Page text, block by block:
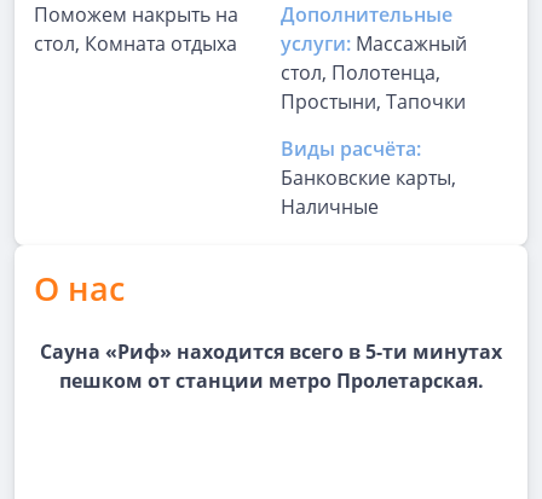
Поможем накрыть на
стол, Комната отдыха
Дополнительные
услуги: Массажный
стол, Полотенца,
Простыни, Тапочки
Виды расчёта:
Банковские карты,
Наличные
О нас
Сауна «Риф» находится всего в 5-ти минутах
пешком от станции метро Пролетарская.